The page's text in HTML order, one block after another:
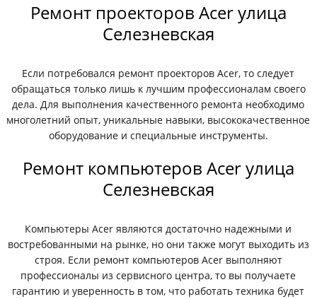
Ремонт проекторов Acer улица
Селезневская
Если потребовался ремонт проекторов Acer, то следует
обращаться только лишь к лучшим профессионалам своего
дела. Для выполнения качественного ремонта необходимо
многолетний опыт, уникальные навыки, высококачественное
оборудование и специальные инструменты.
Ремонт компьютеров Acer улица
Селезневская
Компьютеры Acer являются достаточно надежными и
востребованными на рынке, но они также могут выходить из
строя. Если ремонт компьютеров Acer выполняют
профессионалы из сервисного центра, то вы получаете
гарантию и уверенность в том, что работать техника будет